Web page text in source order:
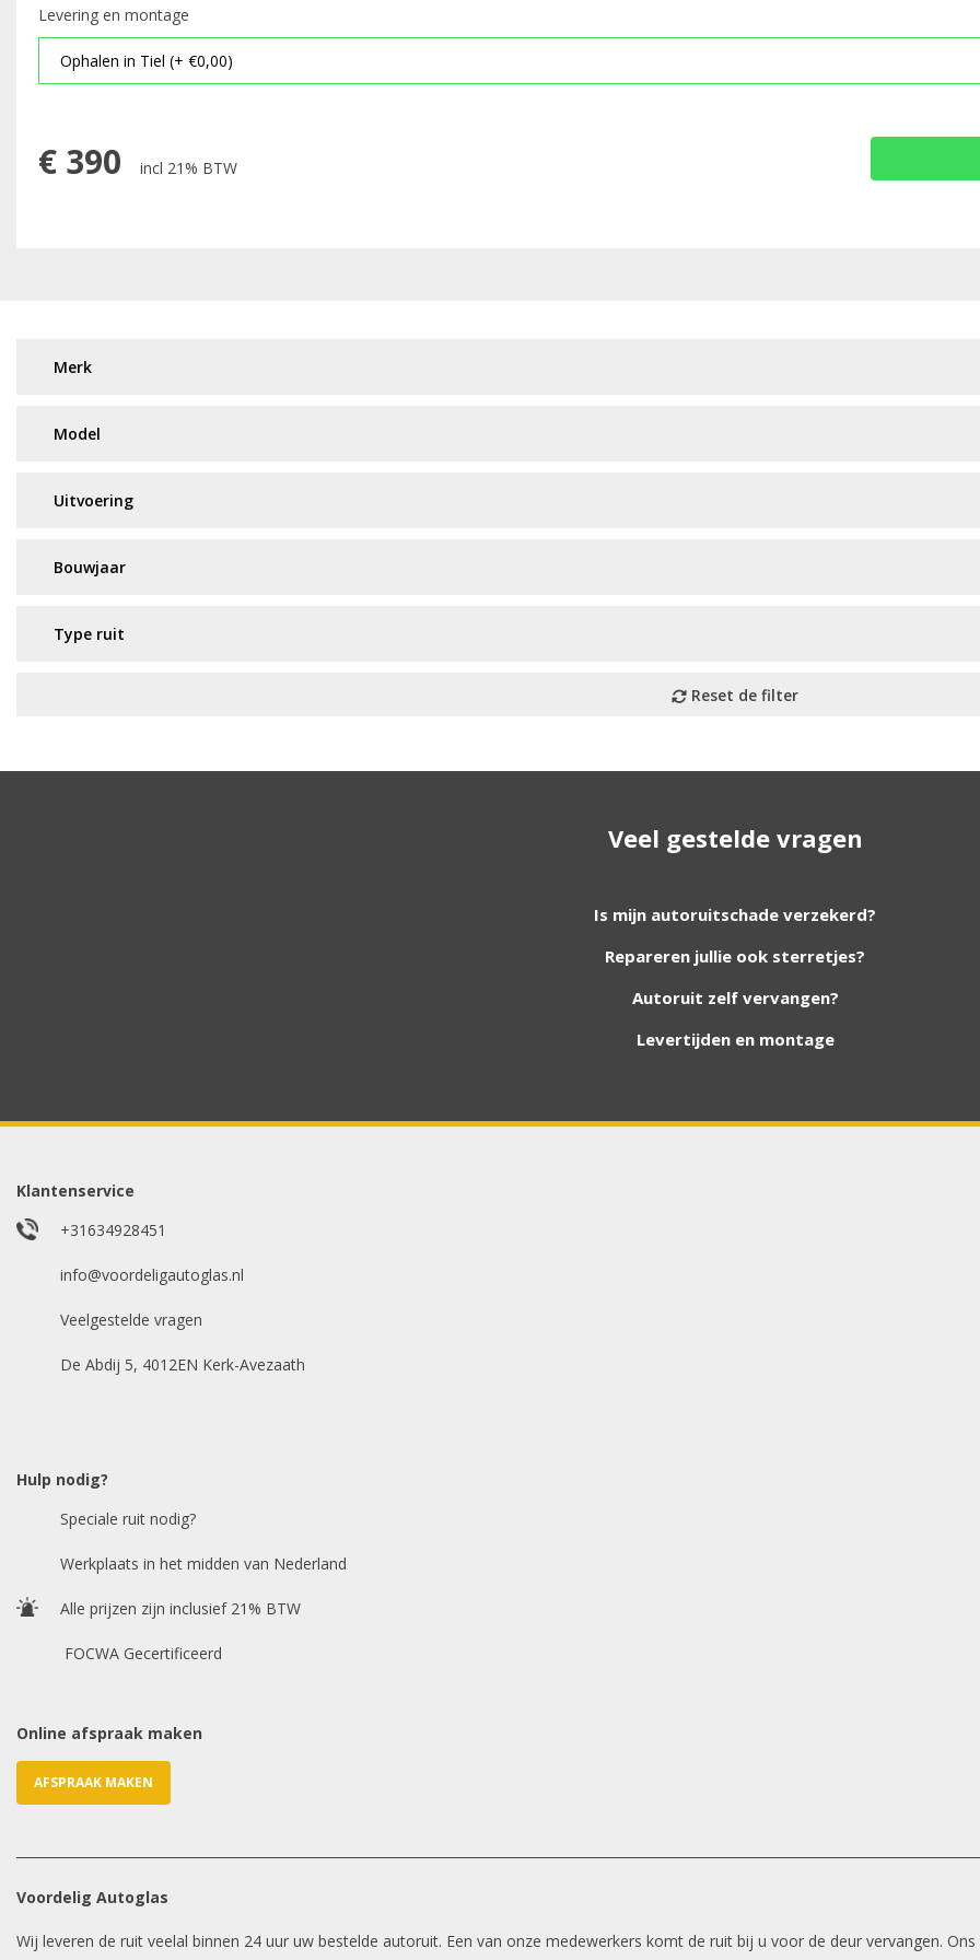
Levering en montage
€ 390 incl 21% BTW
Model auto
E-mailadres *
Veel gestelde vragen
Is mijn autoruitschade verzekerd?
Repareren jullie ook sterretjes?
Autoruit zelf vervangen?
Levertijden en montage
Klantenservice
+31634928451
info@voordeligautoglas.nl
Veelgestelde vragen
De Abdij 5, 4012EN Kerk-Avezaath
Hulp nodig?
Speciale ruit nodig?
Werkplaats in het midden van Nederland
Alle prijzen zijn inclusief 21% BTW
FOCWA Gecertificeerd
Online afspraak maken
AFSPRAAK MAKEN
Voordelig Autoglas
Wij leveren de ruit veelal binnen 24 uur uw bestelde autoruit. Een van onze medewerkers komt de ruit bij u voor de deur vervangen.